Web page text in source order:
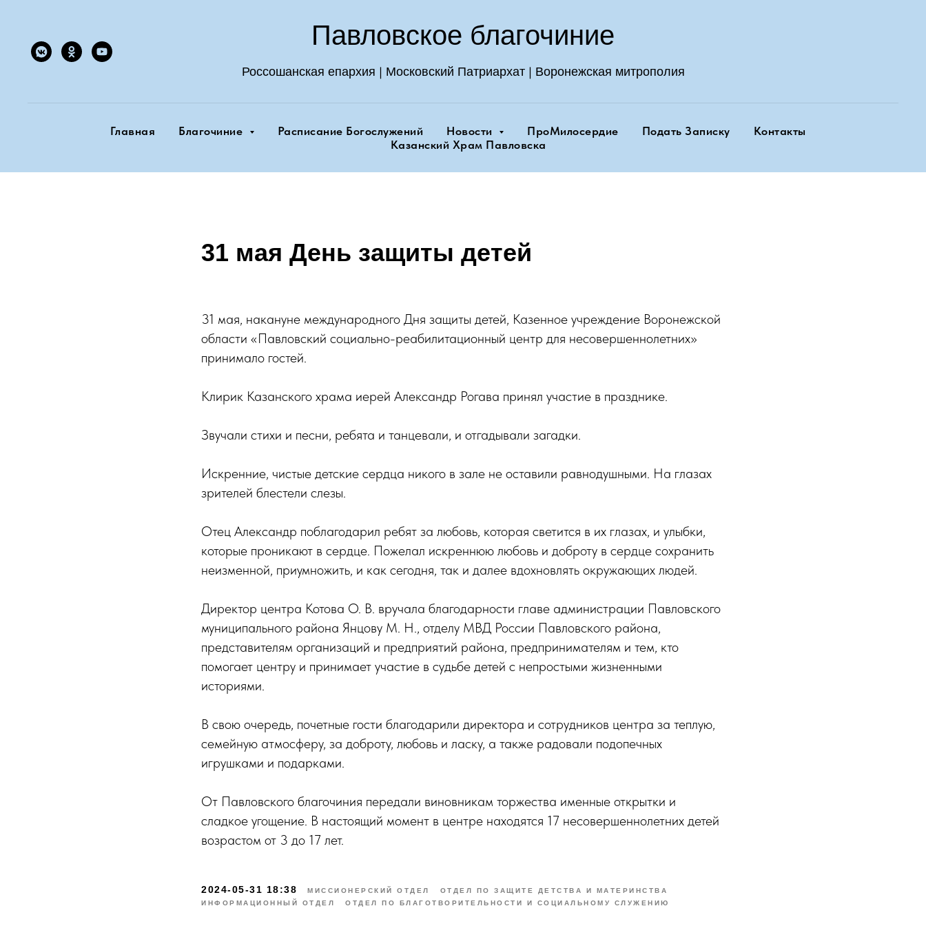
Павловское благочиние
Россошанская епархия | Московский Патриархат | Воронежская митрополия
Главная Благочиние Расписание Богослужений Новости ПроМилосердие Подать Записку
Контакты
Казанский Храм Павловска
31 мая День защиты детей
31 мая, накануне международного Дня защиты детей, Казенное учреждение Воронежской
области «Павловский социально-реабилитационный центр для несовершеннолетних»
принимало гостей.
Клирик Казанского храма иерей Александр Рогава принял участие в празднике.
Звучали стихи и песни, ребята и танцевали, и отгадывали загадки.
Искренние, чистые детские сердца никого в зале не оставили равнодушными. На глазах
зрителей блестели слезы.
Отец Александр поблагодарил ребят за любовь, которая светится в их глазах, и улыбки,
которые проникают в сердце. Пожелал искреннюю любовь и доброту в сердце сохранить
неизменной, приумножить, и как сегодня, так и далее вдохновлять окружающих людей.
Директор центра Котова О. В. вручала благодарности главе администрации Павловского
муниципального района Янцову М. Н., отделу МВД России Павловского района,
представителям организаций и предприятий района, предпринимателям и тем, кто
помогает центру и принимает участие в судьбе детей с непростыми жизненными
историями.
В свою очередь, почетные гости благодарили директора и сотрудников центра за теплую,
семейную атмосферу, за доброту, любовь и ласку, а также радовали подопечных
игрушками и подарками.
От Павловского благочиния передали виновникам торжества именные открытки и
сладкое угощение. В настоящий момент в центре находятся 17 несовершеннолетних детей
возрастом от 3 до 17 лет.
2024-05-31 18:38 МИССИОНЕРСКИЙ ОТДЕЛ
ОТДЕЛ ПО ЗАЩИТЕ ДЕТСТВА И МАТЕРИНСТВА
ИНФОРМАЦИОННЫЙ ОТДЕЛ
ОТДЕЛ ПО БЛАГОТВОРИТЕЛЬНОСТИ И СОЦИАЛЬНОМУ СЛУЖЕНИЮ